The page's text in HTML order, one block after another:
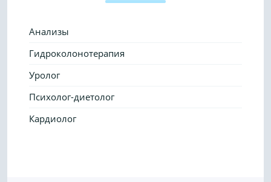
Анализы
Гидроколонотерапия
Уролог
Психолог-диетолог
Кардиолог